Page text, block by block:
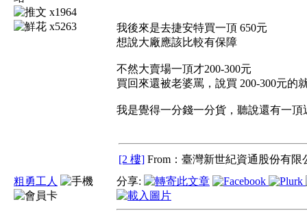
x1964
x5263
我後來是去捷安特買一頂 650元
想說大廠應該比較有保障
不然大賣場一頂才200-300元
買回來還被老婆罵，說買 200-300元的
我是覺得一分錢一分貨，聽說還有一頂
[2 樓] From：臺灣新世紀資通股份有限
粗勇工人
分享: